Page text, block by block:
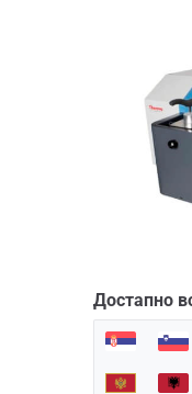
Достапно